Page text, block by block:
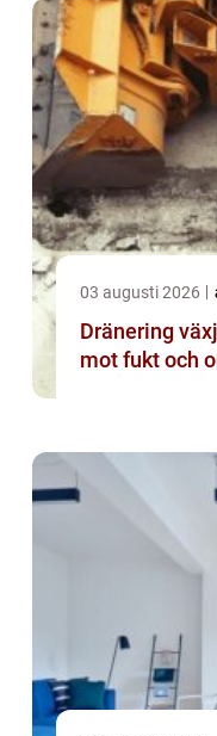
03 augusti 2026
Dränering växjö så skyddar du
mot fukt och